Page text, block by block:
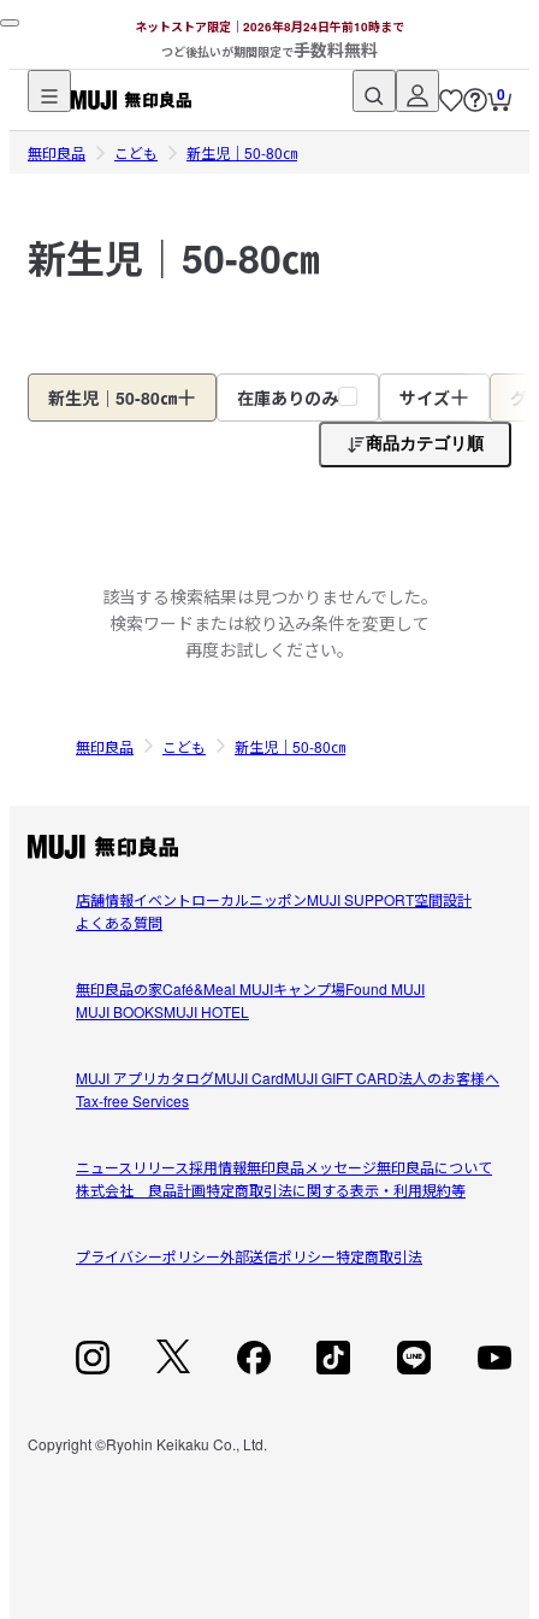
ネットストア限定｜2026年8月24日午前10時まで
つど後払いが期間限定で手数料無料
無
印
ネ
ッ
ト
ア
0
無印良品 こども 新生児｜50-80㎝
新生児｜50-80㎝
新生児｜50-80㎝ 在庫ありのみ サイズ グ
商品カテゴリ順
該当する検索結果は見つかりませんでした。
検索ワードまたは絞り込み条件を変更して
再度お試しください。
無印良品 こども 新生児｜50-80㎝
店舗情報イベントローカルニッポンMUJI SUPPORT空間設計
よくある質問
無印良品の家Café&Meal MUJIキャンプ場Found MUJI
MUJI BOOKSMUJI HOTEL
MUJI アプリカタログMUJI CardMUJI GIFT CARD法人のお客様へ
Tax-free Services
ニュースリリース採用情報無印良品メッセージ無印良品について
株式会社 良品計画特定商取引法に関する表示・利用規約等
プライバシーポリシー外部送信ポリシー特定商取引法
Copyright ©Ryohin Keikaku Co., Ltd.